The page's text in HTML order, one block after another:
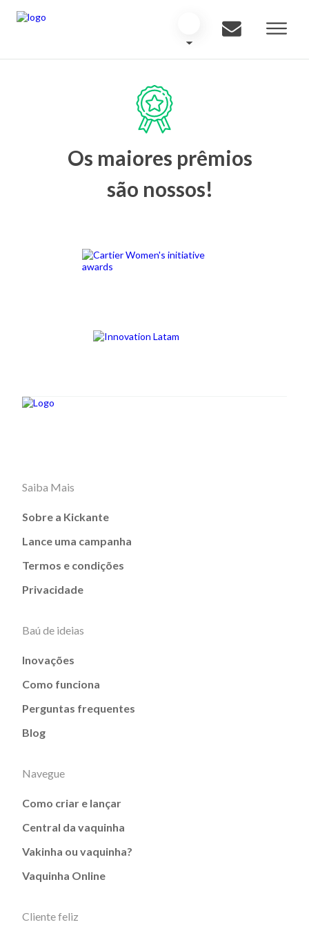
Os maiores prêmios
são nossos!
Saiba Mais
Sobre a Kickante
Lance uma campanha
Termos e condições
Privacidade
Baú de ideias
Inovações
Como funciona
Perguntas frequentes
Blog
Navegue
Como criar e lançar
Central da vaquinha
Vakinha ou vaquinha?
Vaquinha Online
Cliente feliz